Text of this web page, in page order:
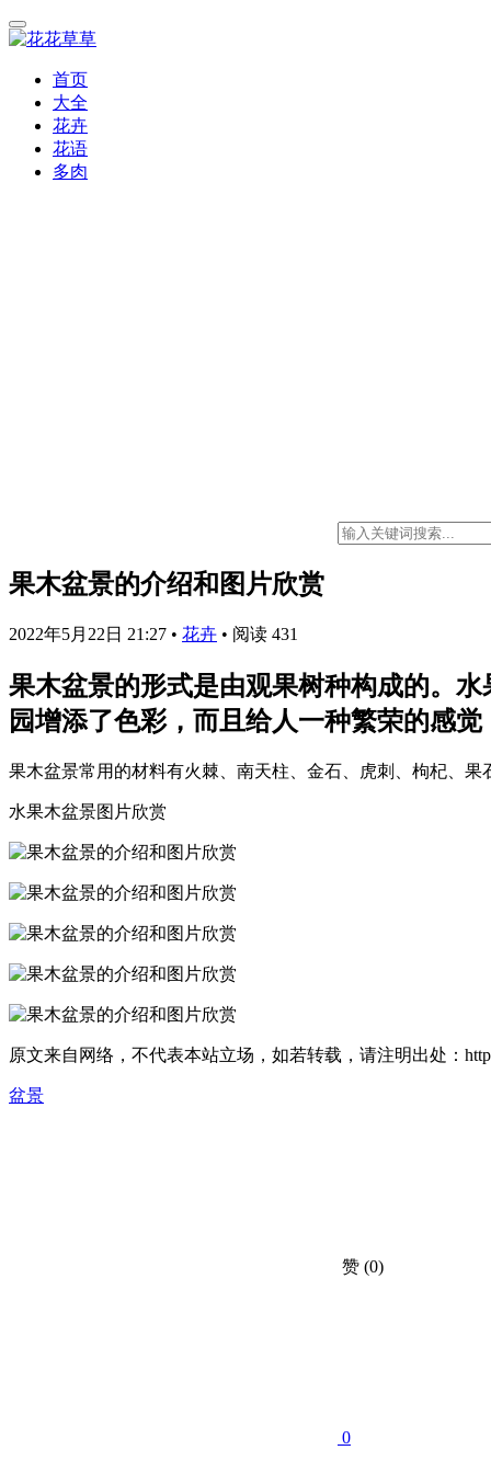
首页
大全
花卉
花语
多肉
果木盆景的介绍和图片欣赏
2022年5月22日 21:27 • 花卉 • 阅读 431
果木盆景的形式是由观果树种构成的。
园增添了色彩，而且给人一种繁荣的感
果木盆景常用的材料有火棘、南天柱、金石、虎刺、枸杞、
水果木盆景图片欣赏
原文来自网络，不代表本站立场，如若转载，请注明出处：
盆景
赞 (0)
0